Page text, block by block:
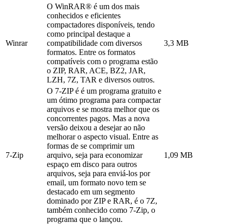
Winrar
O WinRAR® é um dos mais
conhecidos e eficientes
compactadores disponíveis, tendo
como principal destaque a
compatibilidade com diversos
formatos. Entre os formatos
compatíveis com o programa estão
o ZIP, RAR, ACE, BZ2, JAR,
LZH, 7Z, TAR e diversos outros.
3,3 MB
7-Zip
O 7-ZIP é é um programa gratuito e
um ótimo programa para compactar
arquivos e se mostra melhor que os
concorrentes pagos. Mas a nova
versão deixou a desejar ao não
melhorar o aspecto visual. Entre as
formas de se comprimir um
arquivo, seja para economizar
espaço em disco para outros
arquivos, seja para enviá-los por
email, um formato novo tem se
destacado em um segmento
dominado por ZIP e RAR, é o 7Z,
também conhecido como 7-Zip, o
programa que o lançou.
1,09 MB